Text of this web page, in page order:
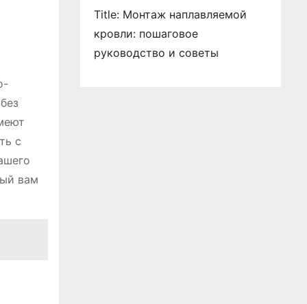
с
вам
Title: Монтаж наплавляемой
кровли: пошаговое
руководство и советы